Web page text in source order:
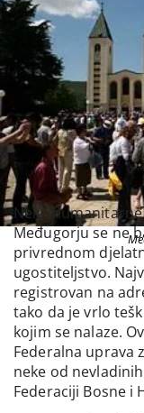
Neke
Međugorju se ne
privrednom
ugostiteljstvo.
registrovan na
tako da je vrlo
kojim se nalaze.
Federalna uprava
neke od
Federaciji Bosne i